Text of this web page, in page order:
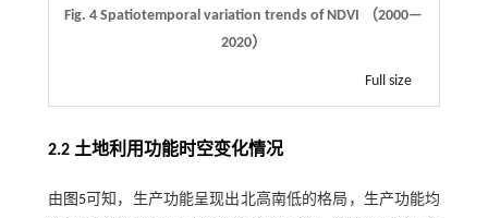
Fig. 4 Spatiotemporal variation trends of NDVI （2000—
2020）
Full size
2.2 土地利用功能时空变化情况
由 图5可知，生产功能呈现出北高南低的格局，生产功能均